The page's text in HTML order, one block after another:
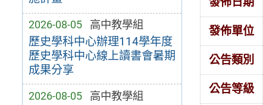
2026-08-05 高中教學組
歷史學科中心辦理114學年度
歷史學科中心線上讀書會暑期
成果分享
2026-08-05 高中教學組
發佈單位
公告類別
公告等級